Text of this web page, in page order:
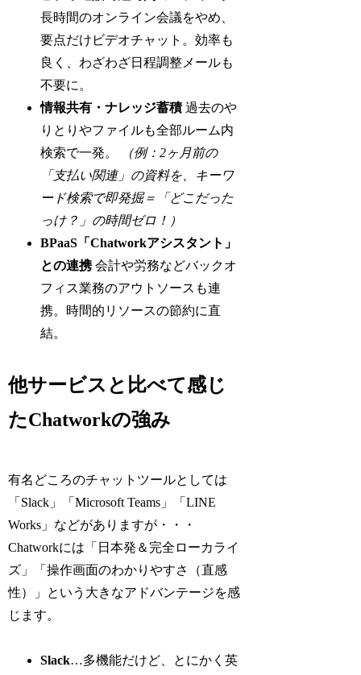
長時間のオンライン会議をやめ、
要点だけビデオチャット。効率も
良く、わざわざ日程調整メールも
不要に。
情報共有・ナレッジ蓄積過去のや
りとりやファイルも全部ルーム内
検索で一発。
（例：2ヶ月前の
「支払い関連」の資料を、キーワ
ード検索で即発掘＝「どこだった
っけ？」の時間ゼロ！）
BPaaS「Chatworkアシスタント」
との連携会計や労務などバックオ
フィス業務のアウトソースも連
携。時間的リソースの節約に直
結。
他サービスと比べて感じ
たChatworkの強み
有名どころのチャットツールとしては
「Slack」「Microsoft Teams」「LINE
Works」などがありますが・・・
Chatworkには「日本発＆完全ローカライ
ズ」「操作画面のわかりやすさ（直感
性）」という大きなアドバンテージを感
じます。
Slack…多機能だけど、とにかく英